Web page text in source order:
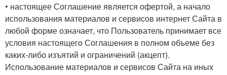
• настоящее Соглашение является офертой, а начало
использования материалов и сервисов интернет Сайта в
любой форме означает, что Пользователь принимает все
условия настоящего Соглашения в полном объеме без
каких-либо изъятий и ограничений (акцепт).
Использование материалов и сервисов Сайта на иных